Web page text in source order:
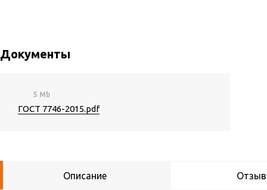
Документы
5 Mb
ГОСТ 7746-2015.pdf
Описание